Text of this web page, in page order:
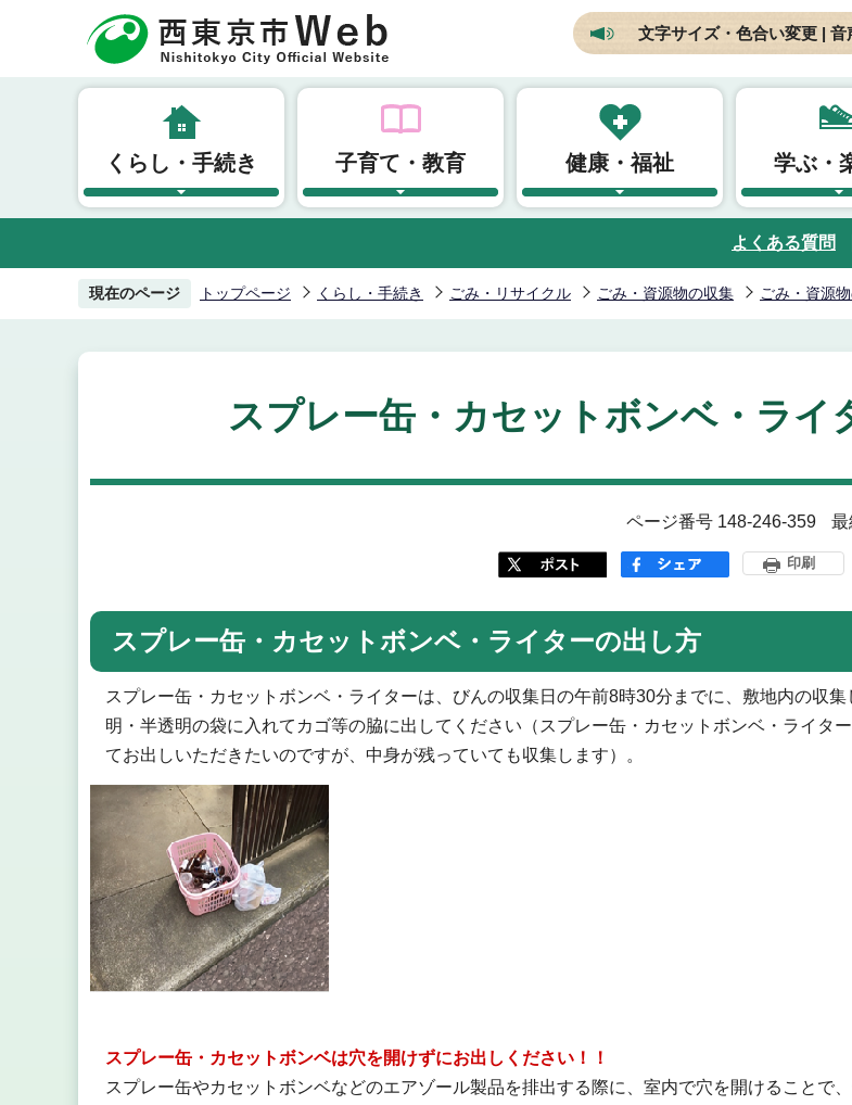
頭
文字サイズ・色合い変更 | 音
くらし・手続き 子育て・教育 健康・福祉 学ぶ・
よくある質問
現在のページ トップページ くらし・手続き ごみ・リサイクル ごみ・資源物の収集 ごみ・資源
スプレー缶・カセットボンベ・ライ
ページ番号 148-246-359 最
印刷
スプレー缶・カセットボンベ・ライターの出し方
スプレー缶・カセットボンベ・ライターは、びんの収集日の午前8時30分までに、敷地内の収
明・半透明の袋に入れてカゴ等の脇に出してください（スプレー缶・カセットボンベ・ライタ
てお出しいただきたいのですが、中身が残っていても収集します）。
スプレー缶・カセットボンベは穴を開けずにお出しください！！
スプレー缶やカセットボンベなどのエアゾール製品を排出する際に、室内で穴を開けることで